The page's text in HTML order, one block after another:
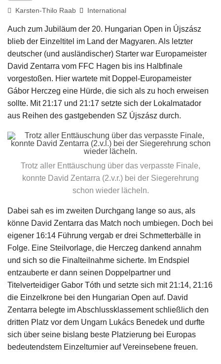
Karsten-Thilo Raab International
Auch zum Jubiläum der 20. Hungarian Open in Újszász
blieb der Einzeltitel im Land der Magyaren. Als letzter
deutscher (und ausländischer) Starter war Europameister
David Zentarra vom FFC Hagen bis ins Halbfinale
vorgestoßen. Hier wartete mit Doppel-Europameister
Gábor Herczeg eine Hürde, die sich als zu hoch erweisen
sollte. Mit 21:17 und 21:17 setzte sich der Lokalmatador
aus Reihen des gastgebenden SZ Újszász durch.
Trotz aller Enttäuschung über das verpasste Finale,
konnte David Zentarra (2.v.r.) bei der Siegerehrung
schon wieder lächeln.
Dabei sah es im zweiten Durchgang lange so aus, als
könne David Zentarra das Match noch umbiegen. Doch bei
eigener 16:14 Führung vergab er drei Schmetterbälle in
Folge. Eine Steilvorlage, die Herczeg dankend annahm
und sich so die Finalteilnahme sicherte. Im Endspiel
entzauberte er dann seinen Doppelpartner und
Titelverteidiger Gabor Tóth und setzte sich mit 21:14, 21:16
die Einzelkrone bei den Hungarian Open auf. David
Zentarra belegte im Abschlussklassement schließlich den
dritten Platz vor dem Ungarn Lukács Benedek und durfte
sich über seine bislang beste Platzierung bei Europas
bedeutendstem Einzelturnier auf Vereinsebene freuen.